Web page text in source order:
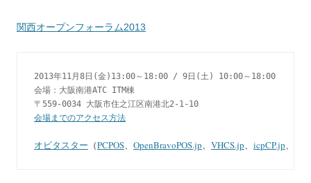
関西オープンフォーラム2013
2013年11月8日(金)13:00～18:00 / 9日(土) 10:00～18:00
会場：大阪南港ATC ITM棟
会場までのアクセス方法
オビタスター （PCPOS、 OpenBravoPOS.jp、 VHCS.jp、 icpCP.jp、